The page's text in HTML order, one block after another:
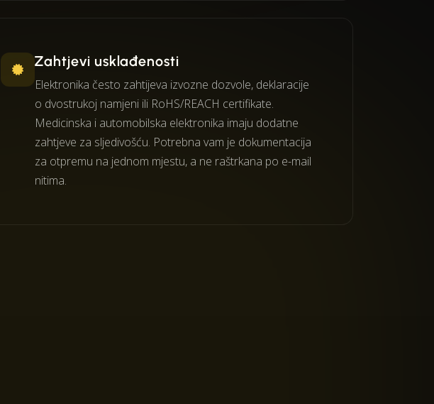
Zahtjevi usklađenosti
Elektronika često zahtijeva izvozne dozvole, deklaracije
o dvostrukoj namjeni ili RoHS/REACH certifikate.
Medicinska i automobilska elektronika imaju dodatne
zahtjeve za sljedivošću. Potrebna vam je dokumentacija
za otpremu na jednom mjestu, a ne raštrkana po e-mail
nitima.